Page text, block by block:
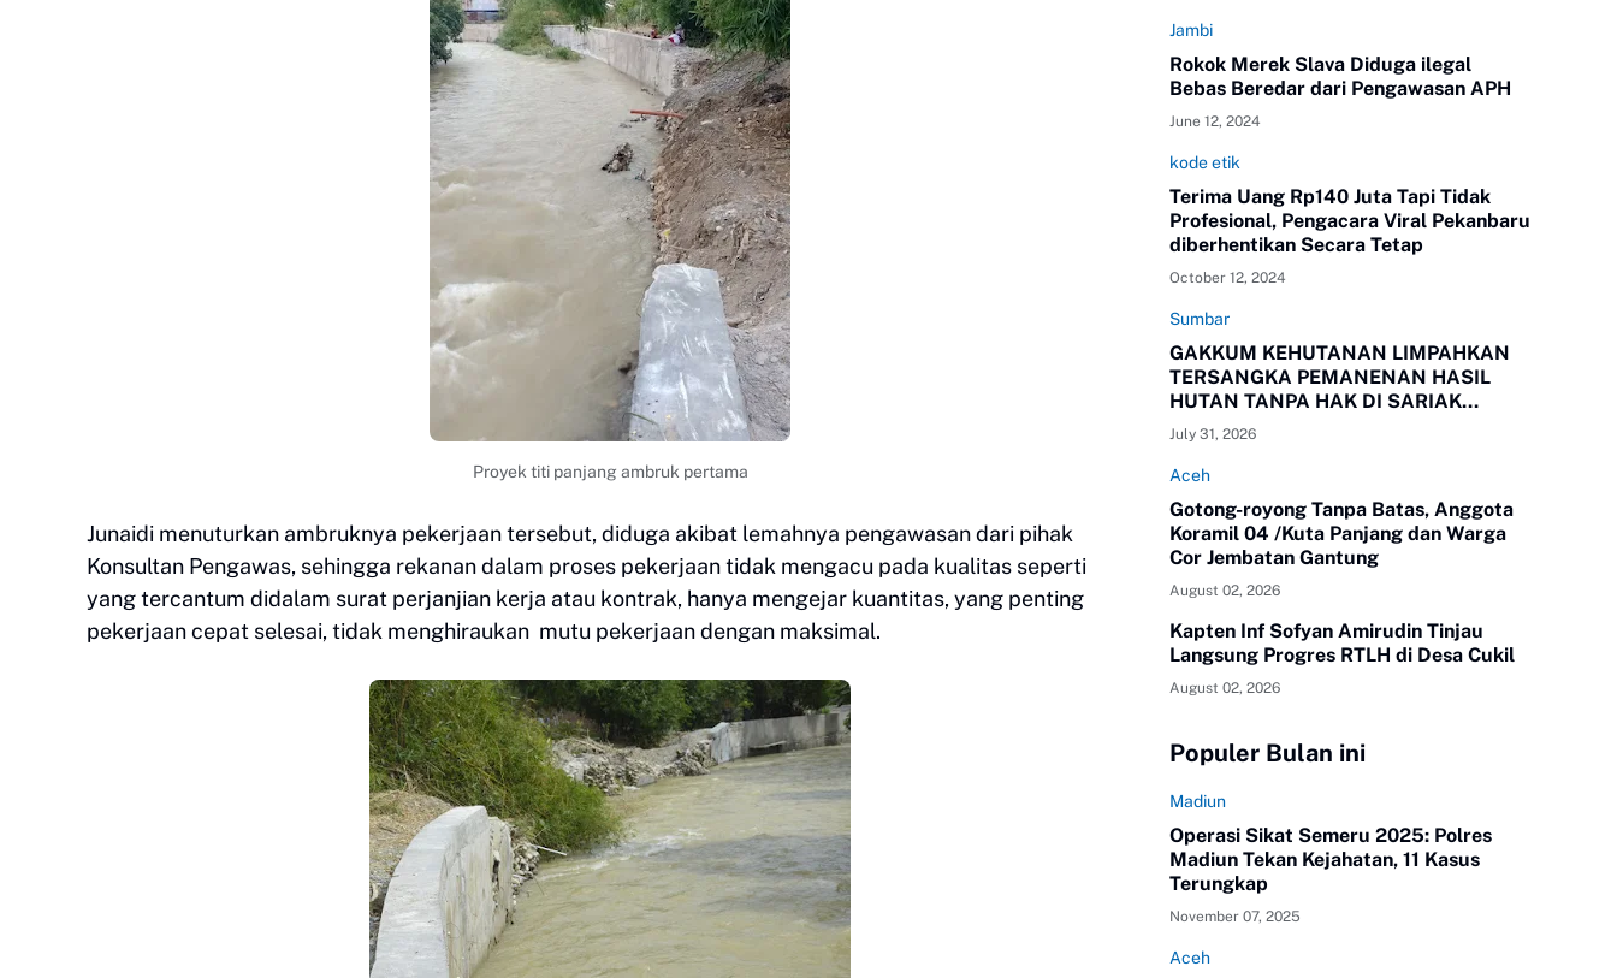
Proyek titi panjang ambruk pertama
Junaidi menuturkan ambruknya pekerjaan tersebut, diduga akibat lemahnya pengawasan dari pihak
Konsultan Pengawas, sehingga rekanan dalam proses pekerjaan tidak mengacu pada kualitas seperti
yang tercantum didalam surat perjanjian kerja atau kontrak, hanya mengejar kuantitas, yang penting
pekerjaan cepat selesai, tidak menghiraukan mutu pekerjaan dengan maksimal.
Jambi
Rokok Merek Slava Diduga ilegal
Bebas Beredar dari Pengawasan APH
June 12, 2024
kode etik
Terima Uang Rp140 Juta Tapi Tidak
Profesional, Pengacara Viral Pekanbaru
diberhentikan Secara Tetap
October 12, 2024
Sumbar
GAKKUM KEHUTANAN LIMPAHKAN
TERSANGKA PEMANENAN HASIL
HUTAN TANPA HAK DI SARIAK
BAYANG KEPADA KEJAKSAAN
NEGERI SOLOK, SUMBAR
July 31, 2026
Aceh
Gotong-royong Tanpa Batas, Anggota
Koramil 04 /Kuta Panjang dan Warga
Cor Jembatan Gantung
August 02, 2026
Kapten Inf Sofyan Amirudin Tinjau
Langsung Progres RTLH di Desa Cukil
August 02, 2026
Populer Bulan ini
Madiun
Operasi Sikat Semeru 2025: Polres
Madiun Tekan Kejahatan, 11 Kasus
Terungkap
November 07, 2025
Aceh